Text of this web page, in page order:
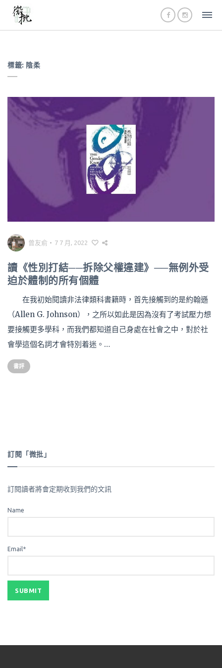
標籤: 陰柔
曾友俞 • 7 7 月, 2022
讀《性別打結──拆除父權違建》──無例外受
迫於體制的所有個體
在我初始閱讀非法律類科書籍時，首先接觸到的是約翰遜
（Allen G. Johnson），之所以如此是因為沒有了考試壓力想
要接觸更多學科，而我們都知道自己身處在社會之中，對於社
會學這個名詞才會特別着迷。…
書評
訂閱「微批」
訂閱讀者將會定期收到我們的文訊
Name
Email*